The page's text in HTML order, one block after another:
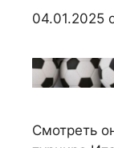
04.01.2025
Смотреть